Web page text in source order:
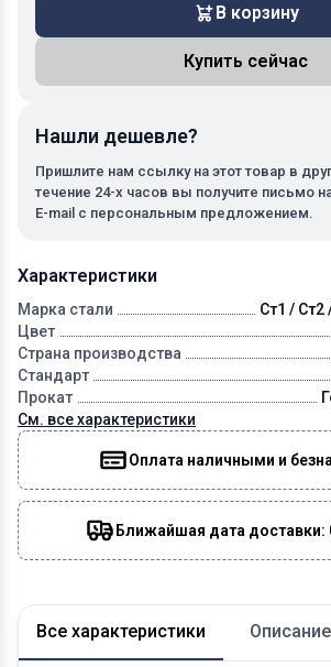
Характеристики
Марка стали
Ст1 / Ст2
Цвет
Страна производства
Стандарт
Прокат
См. все характеристики
Оплата наличными и
Ближайшая дата доставки:
В корзину
Купить сейчас
Нашли дешевле?
Пришлите нам ссылку на этот товар в
течение 24-х часов вы получите письмо
E-mail с персональным предложением.
Все характеристики Описание